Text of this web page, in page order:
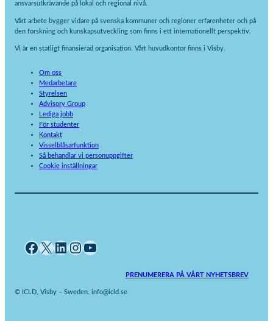
ansvarsutkrävande på lokal och regional nivå.
Vårt arbete bygger vidare på svenska kommuner och regioner erfarenheter och på
den forskning och kunskapsutveckling som finns i ett internationellt perspektiv.
Vi är en statligt finansierad organisation. Vårt huvudkontor finns i Visby.
Om oss
Medarbetare
Styrelsen
Advisory Group
Lediga jobb
För studenter
Kontakt
Visselblåsarfunktion
Så behandlar vi personuppgifter
Cookie inställningar
Facebook X LinkedIn InstagramYouTube
PRENUMERERA PÅ VÅRT NYHETSBREV
© ICLD, Visby – Sweden. info@icld.se